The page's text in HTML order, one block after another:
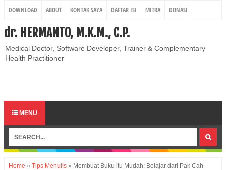
DOWNLOAD ABOUT KONTAK SAYA DAFTAR ISI MITRA DONASI
REGISTRASI
dr. HERMANTO, M.K.M., C.P.
Medical Doctor, Software Developer, Trainer & Complementary
Health Practitioner
MENU
Home » Tips Menulis » Membuat Buku itu Mudah: Belajar dari Pak Cah